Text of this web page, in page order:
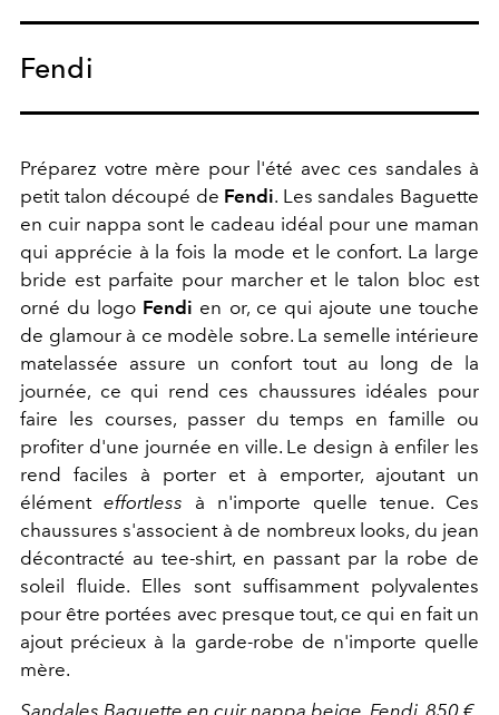
Fendi
Préparez votre mère pour l'été avec ces sandales à
petit talon découpé de Fendi. Les sandales Baguette
en cuir nappa sont le cadeau idéal pour une maman
qui apprécie à la fois la mode et le confort. La large
bride est parfaite pour marcher et le talon bloc est
orné du logo Fendi en or, ce qui ajoute une touche
de glamour à ce modèle sobre. La semelle intérieure
matelassée assure un confort tout au long de la
journée, ce qui rend ces chaussures idéales pour
faire les courses, passer du temps en famille ou
profiter d'une journée en ville. Le design à enfiler les
rend faciles à porter et à emporter, ajoutant un
élément effortless à n'importe quelle tenue. Ces
chaussures s'associent à de nombreux looks, du jean
décontracté au tee-shirt, en passant par la robe de
soleil fluide. Elles sont suffisamment polyvalentes
pour être portées avec presque tout, ce qui en fait un
ajout précieux à la garde-robe de n'importe quelle
mère.